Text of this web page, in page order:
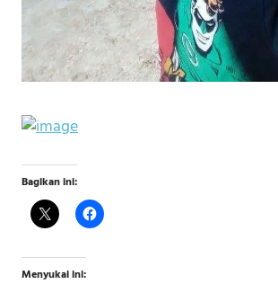
Bagikan ini:
Menyukai ini: